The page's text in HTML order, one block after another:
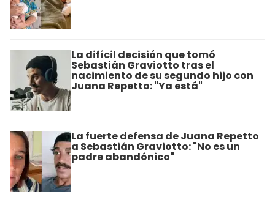
La difícil decisión que tomó
Sebastián Graviotto tras el
nacimiento de su segundo hijo con
Juana Repetto: "Ya está"
La fuerte defensa de Juana Repetto
a Sebastián Graviotto: "No es un
padre abandónico"